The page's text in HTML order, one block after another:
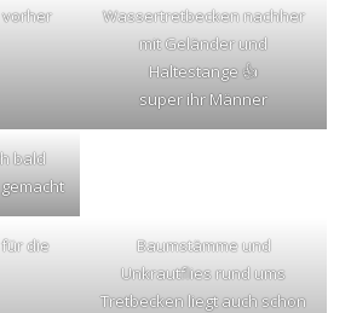
Wassertretbecken nachher
mit Geländer und
Haltestange 👍
super ihr Männer
bald
die
Baumstämme und
Unkrautflies rund ums
Tretbecken liegt auch schon